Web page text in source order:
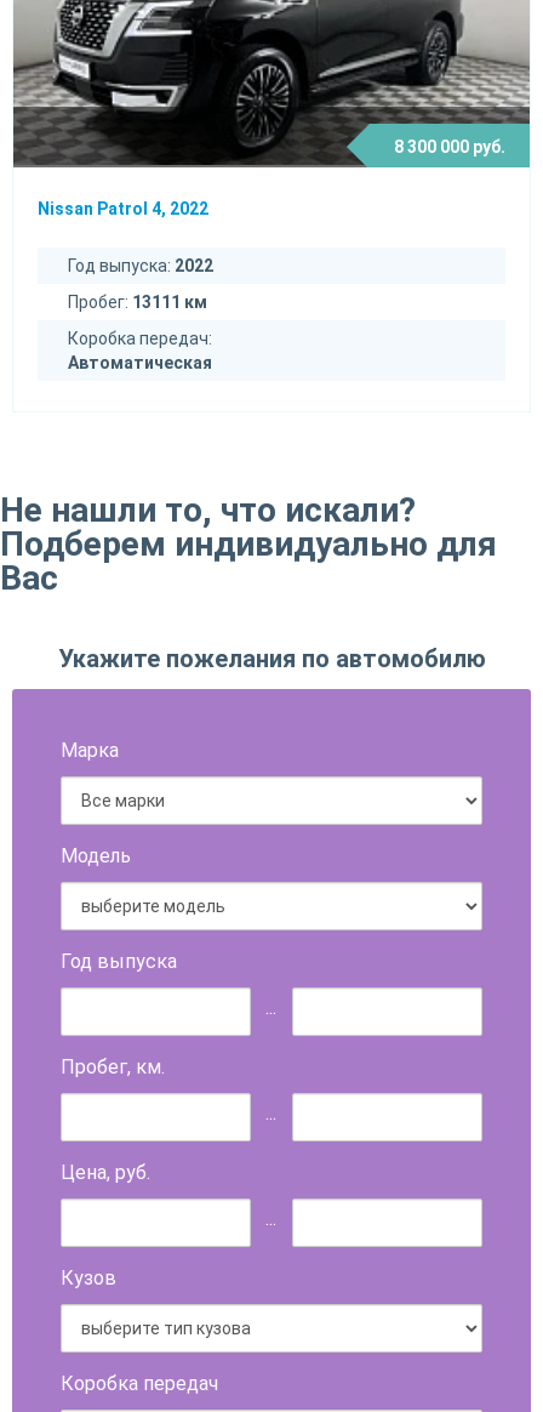
8 300 000 руб.
Nissan Patrol 4, 2022
Год выпуска: 2022
Пробег: 13111 км
Коробка передач:
Автоматическая
Не нашли то, что искали?
Подберем индивидуально для
Вас
Укажите пожелания по автомобилю
Марка
Модель
Год выпуска
...
Пробег, км.
...
Цена, руб.
...
Кузов
Коробка передач